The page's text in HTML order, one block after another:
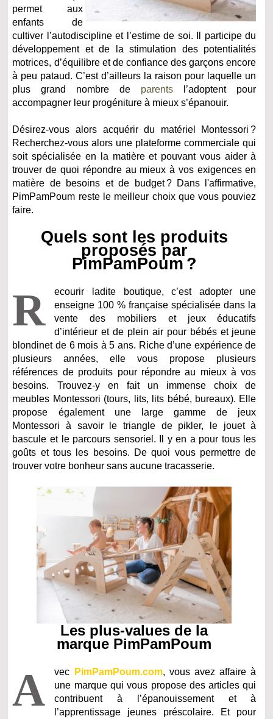
permet aux
enfants de
cultiver l’autodiscipline et l’estime de soi. Il participe du
développement et de la stimulation des potentialités
motrices, d’équilibre et de confiance des garçons encore
à peu pataud. C’est d’ailleurs la raison pour laquelle un
plus grand nombre de parents l’adoptent pour
accompagner leur progéniture à mieux s’épanouir.
Désirez-vous alors acquérir du matériel Montessori ?
Recherchez-vous alors une plateforme commerciale qui
soit spécialisée en la matière et pouvant vous aider à
trouver de quoi répondre au mieux à vos exigences en
matière de besoins et de budget ? Dans l'affirmative,
PimPamPoum reste le meilleur choix que vous pouviez
faire.
Quels sont les produits
proposés par
PimPamPoum ?
R
ecourir ladite boutique, c’est adopter une
enseigne 100 % française spécialisée dans la
vente des mobiliers et jeux éducatifs
d’intérieur et de plein air pour bébés et jeune
blondinet de 6 mois à 5 ans. Riche d’une expérience de
plusieurs années, elle vous propose plusieurs
références de produits pour répondre au mieux à vos
besoins. Trouvez-y en fait un immense choix de
meubles Montessori (tours, lits, lits bébé, bureaux). Elle
propose également une large gamme de jeux
Montessori à savoir le triangle de pikler, le jouet à
bascule et le parcours sensoriel. Il y en a pour tous les
goûts et tous les besoins. De quoi vous permettre de
trouver votre bonheur sans aucune tracasserie.
Les plus-values de la
marque PimPamPoum
A vec PimPamPoum.com, vous avez affaire à
une marque qui vous propose des articles qui
contribuent à l’épanouissement et à
l’apprentissage jeunes préscolaire. Et pour